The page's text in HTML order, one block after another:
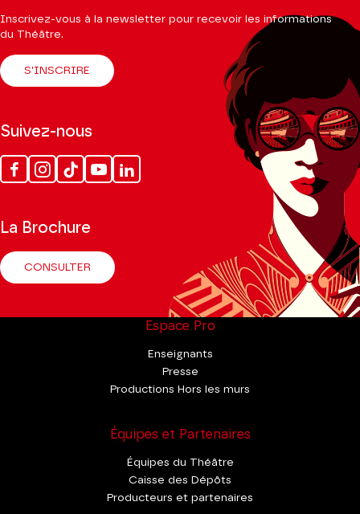
Inscrivez-vous à la newsletter pour recevoir les informations
du Théâtre.
S'INSCRIRE
Suivez-nous
FacebookInstagram
Tik
Tok
YoutubeLinkedin
La Brochure
CONSULTER
Espace Pro
Enseignants
Presse
Productions Hors les murs
Équipes et Partenaires
Équipes du Théâtre
Caisse des Dépôts
Producteurs et partenaires